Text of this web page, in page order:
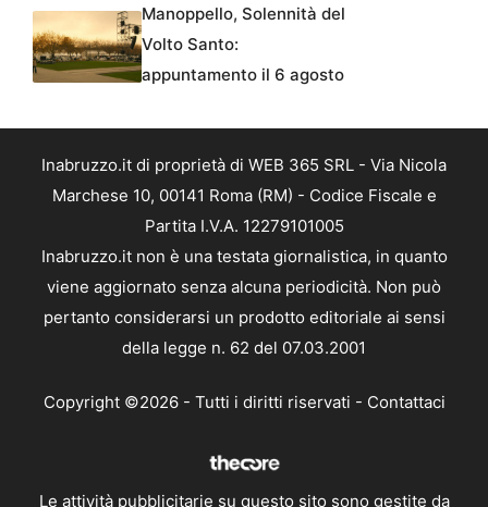
Manoppello, Solennità del
Volto Santo:
appuntamento il 6 agosto
Inabruzzo.it di proprietà di WEB 365 SRL - Via Nicola
Marchese 10, 00141 Roma (RM) - Codice Fiscale e
Partita I.V.A. 12279101005
Inabruzzo.it non è una testata giornalistica, in quanto
viene aggiornato senza alcuna periodicità. Non può
pertanto considerarsi un prodotto editoriale ai sensi
della legge n. 62 del 07.03.2001
Copyright ©2026 - Tutti i diritti riservati - Contattaci
Le attività pubblicitarie su questo sito sono gestite da